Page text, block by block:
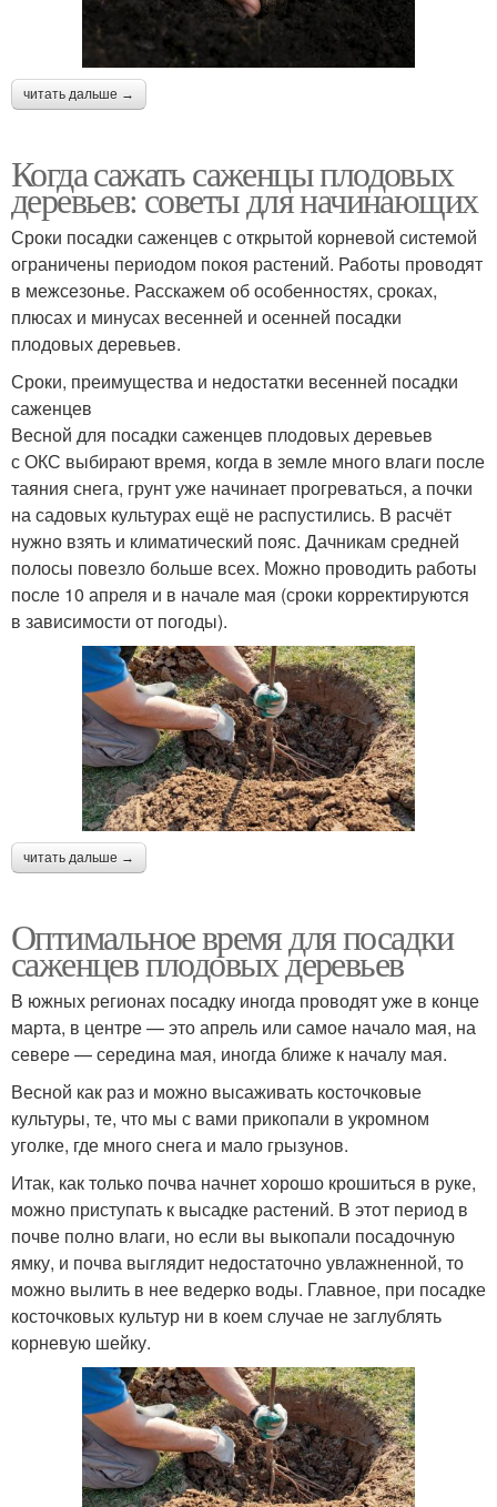
читать дальше →
Когда сажать саженцы плодовых
деревьев: советы для начинающих
Сроки посадки саженцев с открытой корневой системой
ограничены периодом покоя растений. Работы проводят
в межсезонье. Расскажем об особенностях, сроках,
плюсах и минусах весенней и осенней посадки
плодовых деревьев.
Сроки, преимущества и недостатки весенней посадки
саженцев
Весной для посадки саженцев плодовых деревьев
с ОКС выбирают время, когда в земле много влаги после
таяния снега, грунт уже начинает прогреваться, а почки
на садовых культурах ещё не распустились. В расчёт
нужно взять и климатический пояс. Дачникам средней
полосы повезло больше всех. Можно проводить работы
после 10 апреля и в начале мая (сроки корректируются
в зависимости от погоды).
читать дальше →
Оптимальное время для посадки
саженцев плодовых деревьев
В южных регионах посадку иногда проводят уже в конце
марта, в центре — это апрель или самое начало мая, на
севере — середина мая, иногда ближе к началу мая.
Весной как раз и можно высаживать косточковые
культуры, те, что мы с вами прикопали в укромном
уголке, где много снега и мало грызунов.
Итак, как только почва начнет хорошо крошиться в руке,
можно приступать к высадке растений. В этот период в
почве полно влаги, но если вы выкопали посадочную
ямку, и почва выглядит недостаточно увлажненной, то
можно вылить в нее ведерко воды. Главное, при посадке
косточковых культур ни в коем случае не заглублять
корневую шейку.